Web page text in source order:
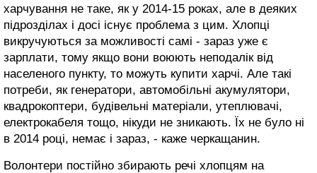
харчування не таке, як у 2014-15 роках, але в деяких
підрозділах і досі існує проблема з цим. Хлопці
викручуються за можливості самі - зараз уже є
зарплати, тому якщо вони воюють неподалік від
населеного пункту, то можуть купити харчі. Але такі
потреби, як генератори, автомобільні акумулятори,
квадрокоптери, будівельні матеріали, утеплювачі,
електрокабеля тощо, нікуди не зникають. Їх не було ні
в 2014 році, немає і зараз, - каже черкащанин.
Волонтери постійно збирають речі хлопцям на